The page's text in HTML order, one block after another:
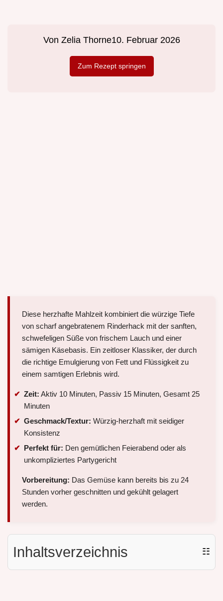
Von Zelia Thorne10. Februar 2026
Zum Rezept springen
Diese herzhafte Mahlzeit kombiniert die würzige Tiefe
von scharf angebratenem Rinderhack mit der sanften,
schwefeligen Süße von frischem Lauch und einer
sämigen Käsebasis. Ein zeitloser Klassiker, der durch
die richtige Emulgierung von Fett und Flüssigkeit zu
einem samtigen Erlebnis wird.
Zeit: Aktiv 10 Minuten, Passiv 15 Minuten, Gesamt 25
Minuten
Geschmack/Textur: Würzig-herzhaft mit seidiger
Konsistenz
Perfekt für: Den gemütlichen Feierabend oder als
unkompliziertes Partygericht
Vorbereitung: Das Gemüse kann bereits bis zu 24
Stunden vorher geschnitten und gekühlt gelagert
werden.
Inhaltsverzeichnis ☷